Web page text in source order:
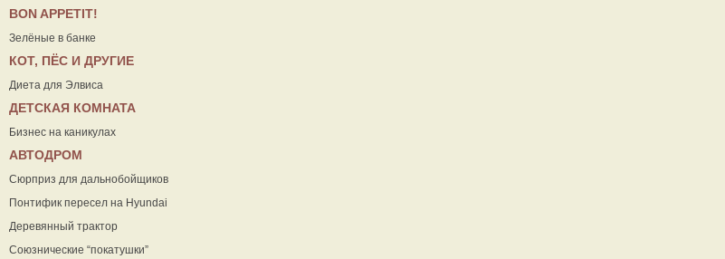
ВON APPETIT!
Зелёные в банке
КОТ, ПЁС И ДРУГИЕ
Диета для Элвиса
ДЕТСКАЯ КОМНАТА
Бизнес на каникулах
АВТОДРОМ
Сюрприз для дальнобойщиков
Понтифик пересел на Hyundai
Деревянный трактор
Союзнические “покатушки”